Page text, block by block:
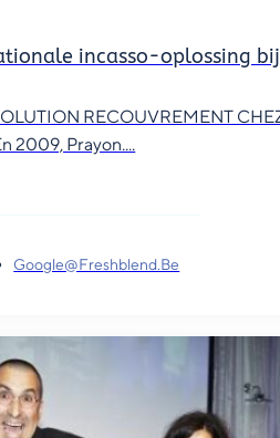
incasso-oplossing
RECOUVREMENT
2009, Prayon....
Google@freshblend.be